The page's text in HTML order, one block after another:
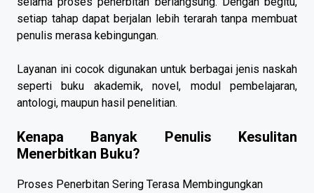
setiap tahap dapat berjalan lebih terarah tanpa membuat
penulis merasa kebingungan.
Layanan ini cocok digunakan untuk berbagai jenis naskah
seperti buku akademik, novel, modul pembelajaran,
antologi, maupun hasil penelitian.
Kenapa Banyak Penulis Kesulitan
Menerbitkan Buku?
Proses Penerbitan Sering Terasa Membingungkan